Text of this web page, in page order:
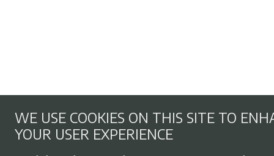
WE USE COOKIES ON THIS SITE TO
YOUR USER EXPERIENCE